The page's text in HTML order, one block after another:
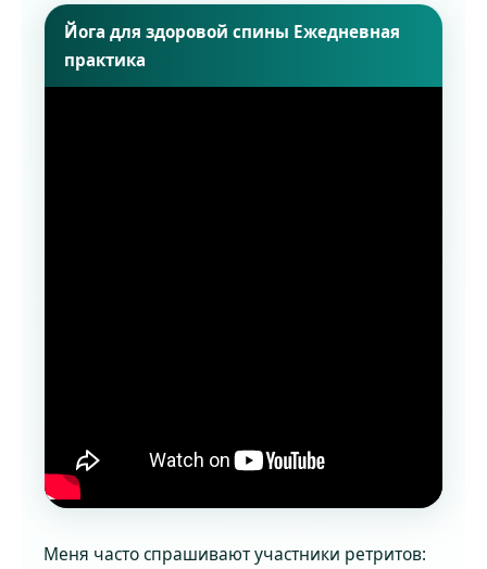
Йога для здоровой спины Ежедневная
практика
Меня часто спрашивают участники ретритов: